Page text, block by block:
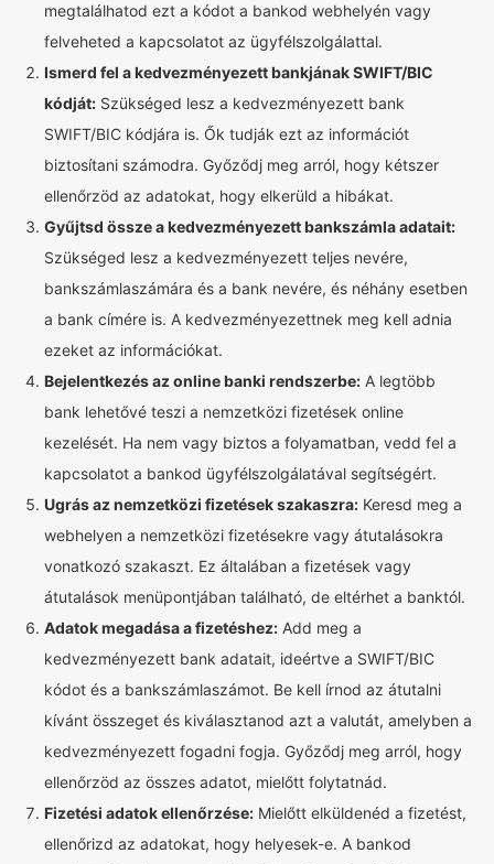
megtalálhatod ezt a kódot a bankod webhelyén vagy
felveheted a kapcsolatot az ügyfélszolgálattal.
Ismerd fel a kedvezményezett bankjának SWIFT/BIC
kódját: Szükséged lesz a kedvezményezett bank
SWIFT/BIC kódjára is. Ők tudják ezt az információt
biztosítani számodra. Győződj meg arról, hogy kétszer
ellenőrzöd az adatokat, hogy elkerüld a hibákat.
Gyűjtsd össze a kedvezményezett bankszámla adatait:
Szükséged lesz a kedvezményezett teljes nevére,
bankszámlaszámára és a bank nevére, és néhány esetben
a bank címére is. A kedvezményezettnek meg kell adnia
ezeket az információkat.
Bejelentkezés az online banki rendszerbe: A legtöbb
bank lehetővé teszi a nemzetközi fizetések online
kezelését. Ha nem vagy biztos a folyamatban, vedd fel a
kapcsolatot a bankod ügyfélszolgálatával segítségért.
Ugrás az nemzetközi fizetések szakaszra: Keresd meg a
webhelyen a nemzetközi fizetésekre vagy átutalásokra
vonatkozó szakaszt. Ez általában a fizetések vagy
átutalások menüpontjában található, de eltérhet a banktól.
Adatok megadása a fizetéshez: Add meg a
kedvezményezett bank adatait, ideértve a SWIFT/BIC
kódot és a bankszámlaszámot. Be kell írnod az átutalni
kívánt összeget és kiválasztanod azt a valutát, amelyben a
kedvezményezett fogadni fogja. Győződj meg arról, hogy
ellenőrzöd az összes adatot, mielőtt folytatnád.
Fizetési adatok ellenőrzése: Mielőtt elküldenéd a fizetést,
ellenőrizd az adatokat, hogy helyesek-e. A bankod